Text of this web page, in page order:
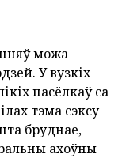
можа
У вузкіх
пасёлкаў са
тэма сэксу
бруднае,
ахоўны